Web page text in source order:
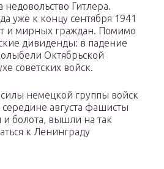
Гитлера.
уже к концу сентября 1941
и мирных граждан. Помимо
дивиденды: в падение
Октябрьской
советских войск.
немецкой группы войск
августа фашисты
и болота, вышли на так
к Ленинграду